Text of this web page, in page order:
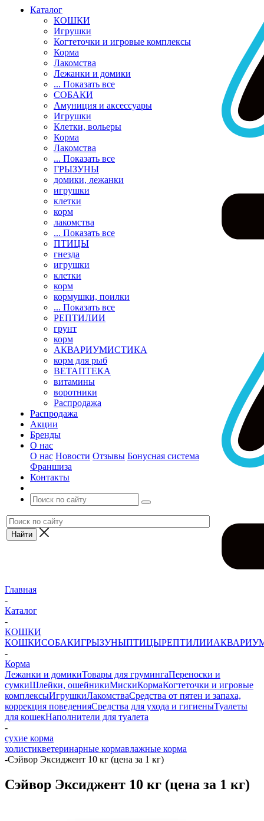
Каталог
КОШКИ
Игрушки
Когтеточки и игровые комплексы
Корма
Лакомства
Лежанки и домики
... Показать все
СОБАКИ
Амуниция и аксессуары
Игрушки
Клетки, вольеры
Корма
Лакомства
... Показать все
ГРЫЗУНЫ
домики, лежанки
игрушки
клетки
корм
лакомства
... Показать все
ПТИЦЫ
гнезда
игрушки
клетки
корм
кормушки, поилки
... Показать все
РЕПТИЛИИ
грунт
корм
АКВАРИУМИСТИКА
корм для рыб
ВЕТАПТЕКА
витамины
воротники
Распродажа
Распродажа
Акции
Бренды
О нас
О нас Новости Отзывы Бонусная система
Франшиза
Контакты
Главная
-
Каталог
-
КОШКИ
КОШКИСОБАКИГРЫЗУНЫПТИЦЫРЕПТИЛИИ
-
Корма
Лежанки и домикиТовары для грумингаПереноски и
сумкиШлейки, ошейникиМискиКормаКогтеточки и игровые
комплексыИгрушкиЛакомстваСредства от пятен и запаха,
коррекция поведенияСредства для ухода и гигиеныТуалеты
для кошекНаполнители для туалета
-
сухие корма
холистикветеринарные кормавлажные корма
-Сэйвор Эксиджент 10 кг (цена за 1 кг)
Сэйвор Эксиджент 10 кг (цена за 1 кг)